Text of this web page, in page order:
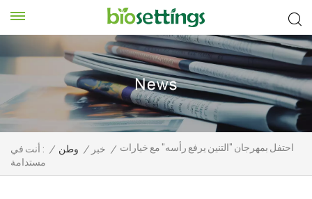
أنت في : / وطن / خبر / احتفل بمهرجان "التنين يرفع رأسه" مع خيارات
مستدامة